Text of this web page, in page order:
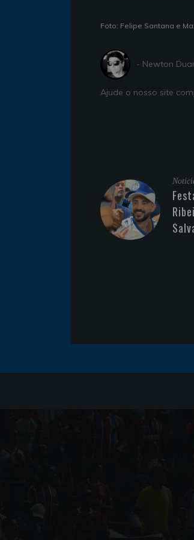
Foto: Felipe Santana e
- Newton
Ajude o nosso site